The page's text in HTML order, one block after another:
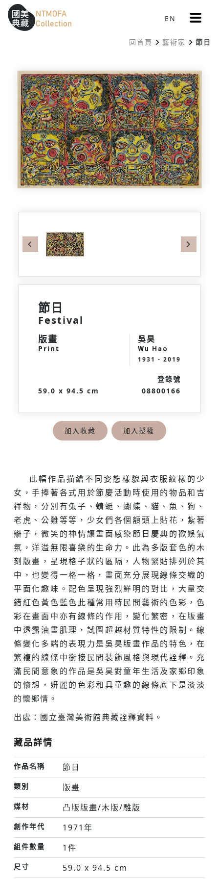
跳到中間主要內容區
網站導覽
::: EN 更
多
單
回首頁 藝術家 節日
Previous
節日
Festival
版畫
Print
吳昊
Wu Hao
1931 - 2019
59.0 x 94.5 cm
登錄號
08800166
加入收藏 加入授權
此幅作品描繪不同姿態樣貌與衣服紋樣的少
女，手捧著各式用於節慶活動時使用的物品和吉
祥物，分別有兔子、蜻蜓、蝴蝶、貓、魚、狗、
老虎、公雞等等，少女們各個額頭上貼花，紮著
辮子，微笑的神情讓畫面感染節日慶典的歡娛氣
氛，洋溢無限喜樂的生命力。此為多版套色的木
刻版畫，呈現格子狀的區隔，人物緊貼排列於其
中，也變得一格一格，畫面充分展現線條交織的
平面化趣味。配色呈現強烈鮮明的對比，大量交
錯紅色黃色藍色此種常用時民間藝術的色彩，色
彩在畫面中亦有線條的作用，變化繁密，在版畫
中透露油畫肌理，試圖超越材質特性的限制。線
條變化多端的表現力是吳昊版畫作品的特色，在
繁複的線條中銜接民間裝飾風格與現代詮釋。充
滿民間意象的作品是吳昊對童年生活及家鄉印象
的懷想，妍麗的色彩和具童趣的線條底下是淡淡
的懷鄉情。
出處：國立臺灣美術館典藏詮釋資料。
藏品詳情
作品名稱 節日
類別 版畫
媒材 凸版版畫/木版/雕版
創作年代 1971年
組件數量 1件
尺寸 59.0 x 94.5 cm